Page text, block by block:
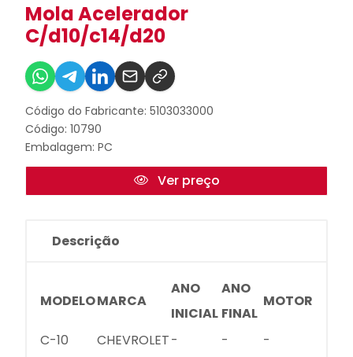
Mola Acelerador
C/d10/c14/d20
Código do Fabricante: 5103033000
Código: 10790
Embalagem: PC
Ver preço
Descrição
MODELOMARCA
ANO
INICIAL
ANO
FINAL
MOTOR
C-10 CHEVROLET- -
-